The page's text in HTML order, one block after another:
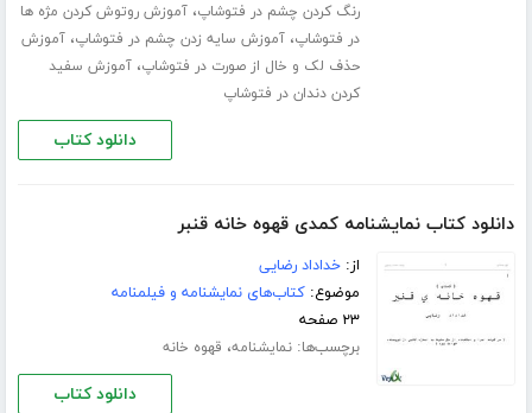
رنگ کردن چشم در فتوشاپ،آموزش روتوش کردن مژه ها
در فتوشاپ،آموزش سایه زدن چشم در فتوشاپ،آموزش
حذف لک و خال از صورت در فتوشاپ،آموزش سفید
کردن دندان در فتوشاپ
دانلود کتاب
دانلود کتاب نمایشنامه کمدی قهوه خانه قنبر
از:خداداد رضایی
موضوع:کتاب‌های نمایشنامه و فیلمنامه
۲۳ صفحه
برچسب‌ها:نمایشنامه، قهوه خانه
دانلود کتاب